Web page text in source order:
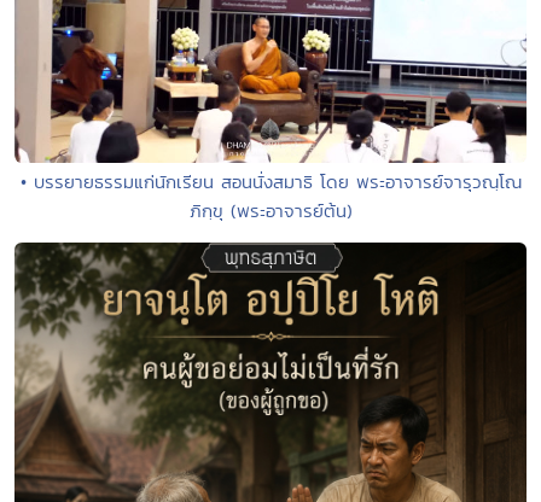
• บรรยายธรรมแก่นักเรียน สอนนั่งสมาธิ โดย พระอาจารย์จารุวณฺโณ
ภิกฺขุ (พระอาจารย์ต้น)